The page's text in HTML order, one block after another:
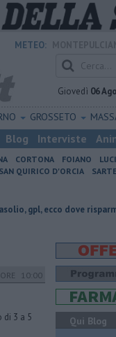
METEO:
Giovedì 06
GROSSETO
Blog Interviste
CORTONA FOIANO
SAN QUIRICO D'ORCIA
dove risparmiare
ORE 10:00
di 3 a 5 Qui Blog